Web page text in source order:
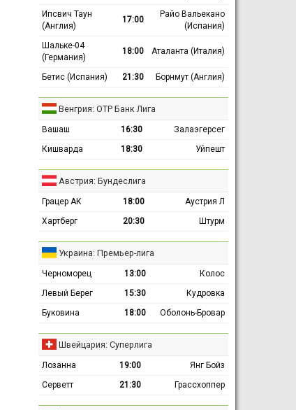
Ипсвич Таун
(Англия)
17:00
Райо Вальекано
(Испания)
Шальке-04
(Германия)
18:00 Аталанта (Италия)
Бетис (Испания) 21:30 Борнмут (Англия)
Венгрия: ОТР Банк Лига
Вашаш 16:30
Залаэгерсег
Кишварда
18:30 Уйпешт
Австрия: Бундеслига
Грацер АК 18:00
Аустрия Л
Хартберг
20:30 Штурм
Украина: Премьер-лига
Черноморец 13:00
Колос
Левый Берег
15:30
Кудровка
Буковина
18:00 Оболонь-Бровар
Швейцария: Суперлига
Лозанна 19:00
Янг Бойз
Серветт
21:30 Грассхоппер